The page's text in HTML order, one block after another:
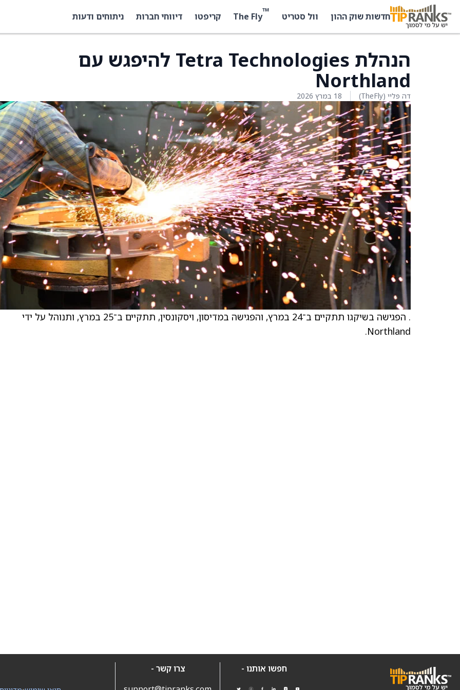
חדשות שוק ההון וול סטריט ™
The Fly קריפטו דיווחי חברות ניתוחים ודעות
הנהלת Tetra Technologies להיפגש עם
Northland
דה פליי (TheFly) 18 במרץ 2026
. הפגישה בשיקגו תתקיים ב־24 במרץ, והפגישה במדיסון, ויסקונסין, תתקיים ב־25 במרץ, ותנוהל על ידי
Northland.
חפשו אותנו -
צרו קשר -